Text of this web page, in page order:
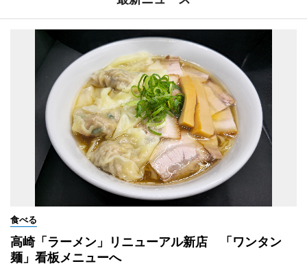
食べる
高崎「ラーメン」リニューアル新店 「ワンタン
麺」看板メニューへ